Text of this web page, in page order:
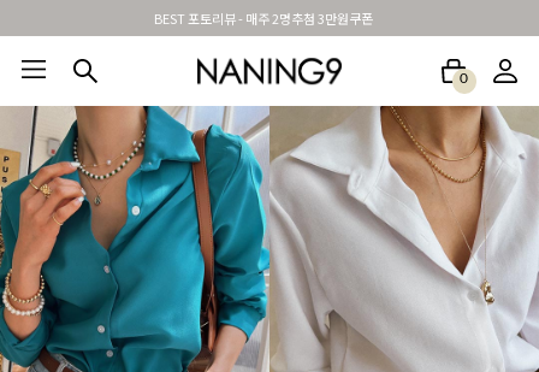
신규가입시 무료배송 + 2천원할인쿠폰
0
BEST100🤍 NEW5% 베스트재진행 썸머여행룩 아울렛 하객&모임룩